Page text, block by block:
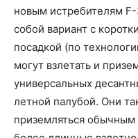
новым истребителям
собой вариант с
посадкой (по
могут взлетать и
универсальных
летной палубой. Они
приземляться обычным